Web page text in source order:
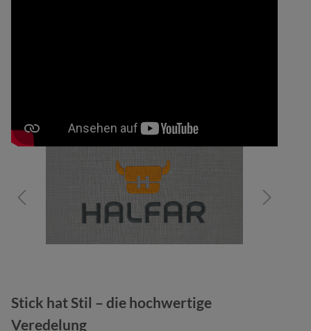
Bildergalerie überspringen
Stick hat Stil – die hochwertige
Veredelung